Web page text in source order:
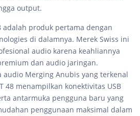
output.
adalah produk pertama dengan
di dalamnya. Merek Swiss ini
audio karena keahliannya
dan audio jaringan.
audio Merging Anubis yang terkenal
48 menampilkan konektivitas USB
antarmuka pengguna baru yang
penggunaan maksimal dalam